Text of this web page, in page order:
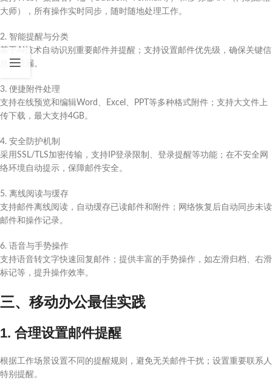
大师），所有操作实时同步，随时随地处理工作。
2. 智能提醒与分类
基于AI技术自动识别重要邮件并提醒；支持设置邮件优先级，确保关键信
息不遗漏。
3. 便捷附件处理
支持在线预览和编辑Word、Excel、PPT等多种格式附件；支持大文件上
传下载，最大支持4GB。
4. 安全防护机制
采用SSL/TLS加密传输，支持IP登录限制、登录提醒等功能；在不安全网
络环境自动提示，保障邮件安全。
5. 离线阅读与缓存
支持邮件离线阅读，自动缓存已读邮件和附件；网络恢复后自动同步未读
邮件和操作记录。
6. 语音与手势操作
支持语音转文字快速回复邮件；提供丰富的手势操作，如左滑归档、右滑
标记等，提升操作效率。
三、移动办公最佳实践
1. 合理设置邮件提醒
根据工作场景设置不同的提醒规则，避免无关邮件干扰；设置重要联系人
特别提醒。